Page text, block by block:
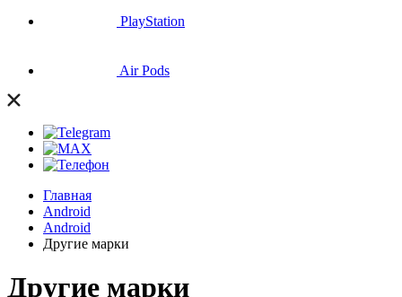
PlayStation
Air Pods
Главная
Android
Android
Другие марки
Другие марки